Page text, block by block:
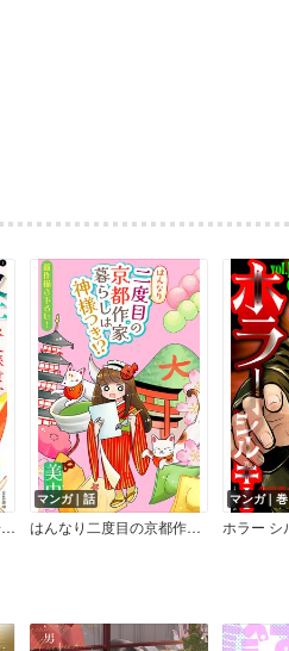
ホラー シルキー増刊 奇奇怪怪 Vol.7
マンガ｜話
はんなり二度目の京都作家暮らしは神様つき！？［1話売り］
マンガ｜巻
ホラー シ